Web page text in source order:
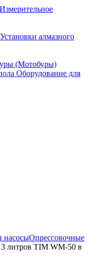
Измерительное
Установки алмазного
(Мотобуры)
Оборудование для
насосыОпрессовочные
литров TIM WM-50 в